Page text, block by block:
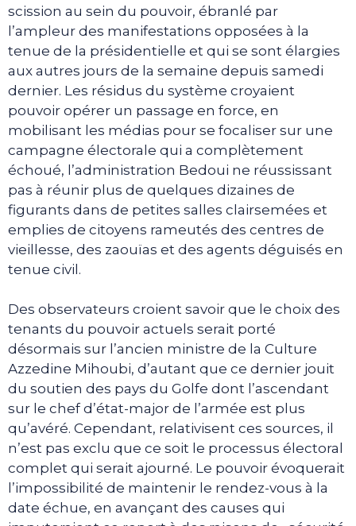
scission au sein du pouvoir, ébranlé par
l’ampleur des manifestations opposées à la
tenue de la présidentielle et qui se sont élargies
aux autres jours de la semaine depuis samedi
dernier. Les résidus du système croyaient
pouvoir opérer un passage en force, en
mobilisant les médias pour se focaliser sur une
campagne électorale qui a complètement
échoué, l’administration Bedoui ne réussissant
pas à réunir plus de quelques dizaines de
figurants dans de petites salles clairsemées et
emplies de citoyens rameutés des centres de
vieillesse, des zaouïas et des agents déguisés en
tenue civil.
Des observateurs croient savoir que le choix des
tenants du pouvoir actuels serait porté
désormais sur l’ancien ministre de la Culture
Azzedine Mihoubi, d’autant que ce dernier jouit
du soutien des pays du Golfe dont l’ascendant
sur le chef d’état-major de l’armée est plus
qu’avéré. Cependant, relativisent ces sources, il
n’est pas exclu que ce soit le processus électoral
complet qui serait ajourné. Le pouvoir évoquerait
l’impossibilité de maintenir le rendez-vous à la
date échue, en avançant des causes qui